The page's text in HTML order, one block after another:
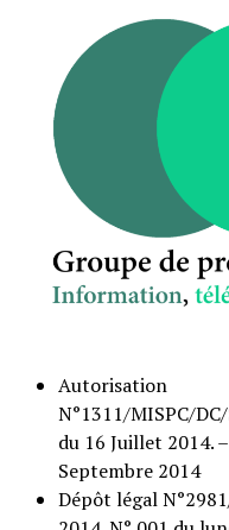
Autorisation
N°1311/MISPC/
du 16 Juillet 2014.
Septembre 2014
Dépôt légal